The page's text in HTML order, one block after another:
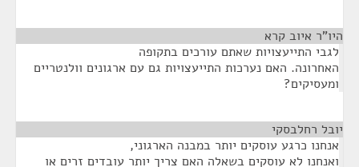
היו"ר איוב קרא
לגבי התייעצויות שאתם עורכים בתקופה
האחרונה. האם נערכות התייעצויות גם עם ארגונים וולנטריים
ומעסיקים?
יובל רחלבסקי
אנחנו כרגע עוסקים יותר במבנה הארגוני,
ואנחנו לא עוסקים בשאלה האם צריך יותר עובדים זרים או